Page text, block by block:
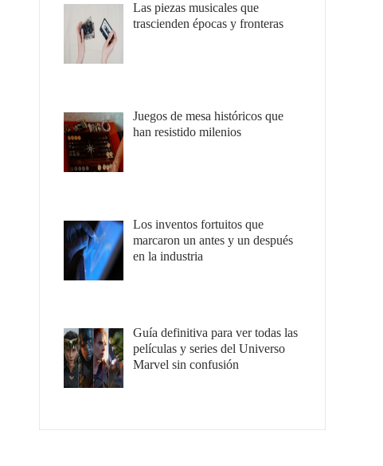
Las piezas musicales que
trascienden épocas y fronteras
Juegos de mesa históricos que
han resistido milenios
Los inventos fortuitos que
marcaron un antes y un después
en la industria
Guía definitiva para ver todas las
películas y series del Universo
Marvel sin confusión